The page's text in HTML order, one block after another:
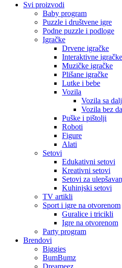
Svi proizvodi
Baby program
Puzzle i društvene igre
Podne puzzle i podloge
Igračke
Drvene igračke
Interaktivne igračke
Muzičke igračke
Plišane igračke
Lutke i bebe
Vozila
Vozila sa
Vozila bez
Puške i pištolji
Roboti
Figure
Alati
Setovi
Edukativni setovi
Kreativni setovi
Setovi za
Kuhinjski setovi
TV artikli
Sport i igre na otvorenom
Guralice i tricikli
Igre na otvorenom
Party program
Brendovi
Biggies
BumBumz
Dreameez